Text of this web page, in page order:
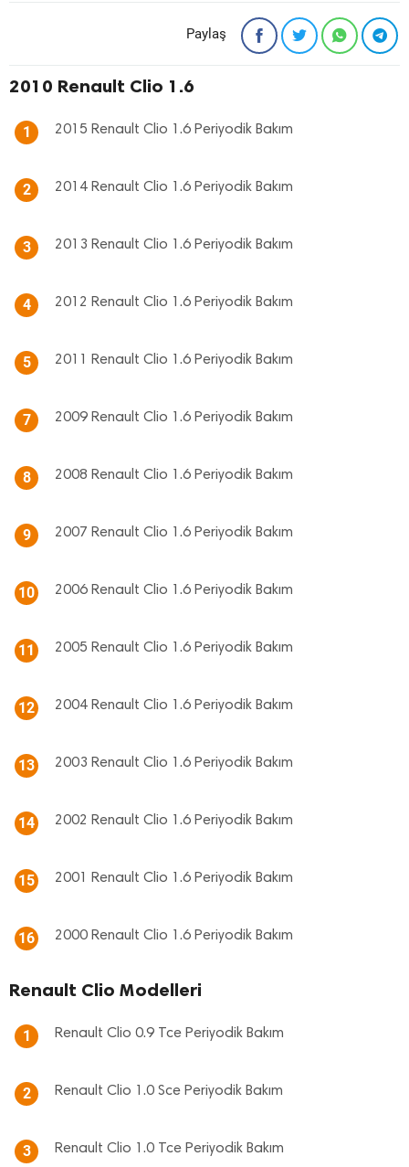
Paylaş
2010 Renault Clio 1.6
1 2015 Renault Clio 1.6 Periyodik Bakım
2 2014 Renault Clio 1.6 Periyodik Bakım
3 2013 Renault Clio 1.6 Periyodik Bakım
4 2012 Renault Clio 1.6 Periyodik Bakım
5 2011 Renault Clio 1.6 Periyodik Bakım
7 2009 Renault Clio 1.6 Periyodik Bakım
8 2008 Renault Clio 1.6 Periyodik Bakım
9 2007 Renault Clio 1.6 Periyodik Bakım
10 2006 Renault Clio 1.6 Periyodik Bakım
11 2005 Renault Clio 1.6 Periyodik Bakım
12 2004 Renault Clio 1.6 Periyodik Bakım
13 2003 Renault Clio 1.6 Periyodik Bakım
14 2002 Renault Clio 1.6 Periyodik Bakım
15 2001 Renault Clio 1.6 Periyodik Bakım
16 2000 Renault Clio 1.6 Periyodik Bakım
Renault Clio Modelleri
1 Renault Clio 0.9 Tce Periyodik Bakım
2 Renault Clio 1.0 Sce Periyodik Bakım
3 Renault Clio 1.0 Tce Periyodik Bakım